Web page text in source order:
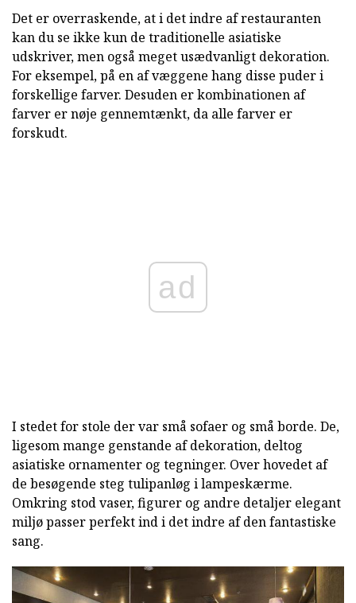
Det er overraskende, at i det indre af restauranten
kan du se ikke kun de traditionelle asiatiske
udskriver, men også meget usædvanligt dekoration.
For eksempel, på en af væggene hang disse puder i
forskellige farver. Desuden er kombinationen af
farver er nøje gennemtænkt, da alle farver er
forskudt.
ad
I stedet for stole der var små sofaer og små borde. De,
ligesom mange genstande af dekoration, deltog
asiatiske ornamenter og tegninger. Over hovedet af
de besøgende steg tulipanløg i lampeskærme.
Omkring stod vaser, figurer og andre detaljer elegant
miljø passer perfekt ind i det indre af den fantastiske
sang.